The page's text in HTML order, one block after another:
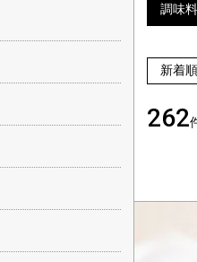
調味
新着順
262